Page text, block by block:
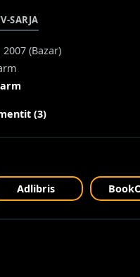
SARJA
(Bazar)
(3)
Adlibris